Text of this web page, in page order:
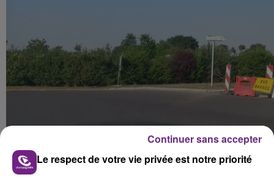
Le respect de votre vie privée est notre priorité
Continuer sans accepter